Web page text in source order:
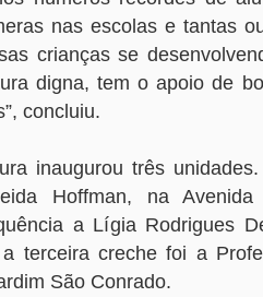
nas escolas e tantas
crianças se
digna, tem o apoio de
concluiu.
inaugurou três
Hoffman, na
a Lígia Rodrigues
terceira creche foi a
São Conrado.